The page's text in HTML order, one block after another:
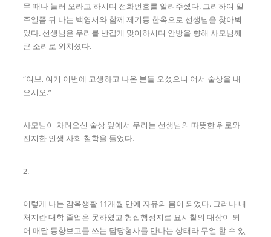
무 때나 놀러 오라고 하시며 전화번호를 알려주셨다. 그리하여 일
주일쯤 뒤 나는 백영서와 함께 제기동 한옥으로 선생님을 찾아뵈
었다. 선생님은 우리를 반갑게 맞이하시며 안방을 향해 사모님께
큰 소리로 외치셨다.
“여보, 여기 이번에 고생하고 나온 분들 오셨으니 어서 술상을 내
오시오.”
사모님이 차려오신 술상 앞에서 우리는 선생님의 따뜻한 위로와
진지한 인생 사회 철학을 들었다.
2.
이렇게 나는 감옥생활 11개월 만에 자유의 몸이 되었다. 그러나 내
처지란 대학 졸업은 못하였고 형집행정지로 요시찰의 대상이 되
어 매달 동향보고를 쓰는 담당형사를 만나는 상태라 무얼 할 수 있